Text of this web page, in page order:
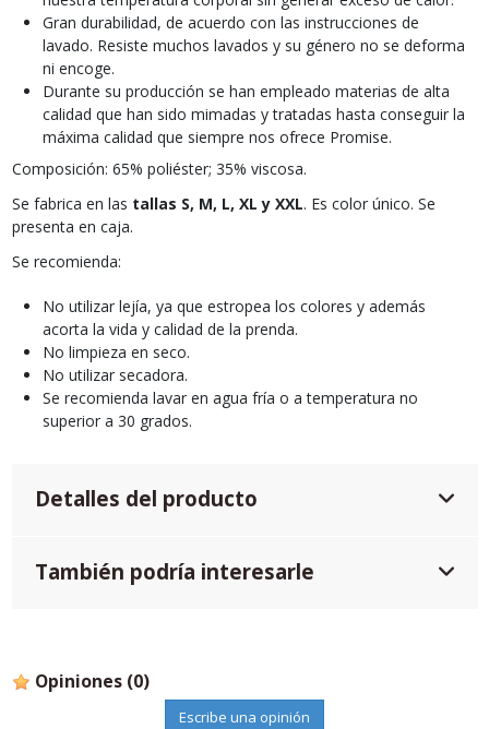
Gran durabilidad, de acuerdo con las instrucciones de
lavado. Resiste muchos lavados y su género no se deforma
ni encoge.
Durante su producción se han empleado materias de alta
calidad que han sido mimadas y tratadas hasta conseguir la
máxima calidad que siempre nos ofrece Promise.
Composición: 65% poliéster; 35% viscosa.
Se fabrica en las tallas S, M, L, XL y XXL. Es color único. Se
presenta en caja.
Se recomienda:
No utilizar lejía, ya que estropea los colores y además
acorta la vida y calidad de la prenda.
No limpieza en seco.
No utilizar secadora.
Se recomienda lavar en agua fría o a temperatura no
superior a 30 grados.
Detalles del producto
También podría interesarle
Opiniones (0)
Escribe una opinión